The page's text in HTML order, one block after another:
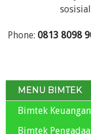
Phone: 0813 8098
MENU BIMTEK
Bimtek Keuangan
Bimtek